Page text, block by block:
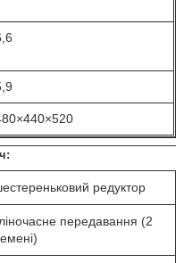
редуктор
передавання (2